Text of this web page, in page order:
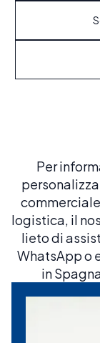
Per
logistica, il
lieto di
WhatsApp o
in